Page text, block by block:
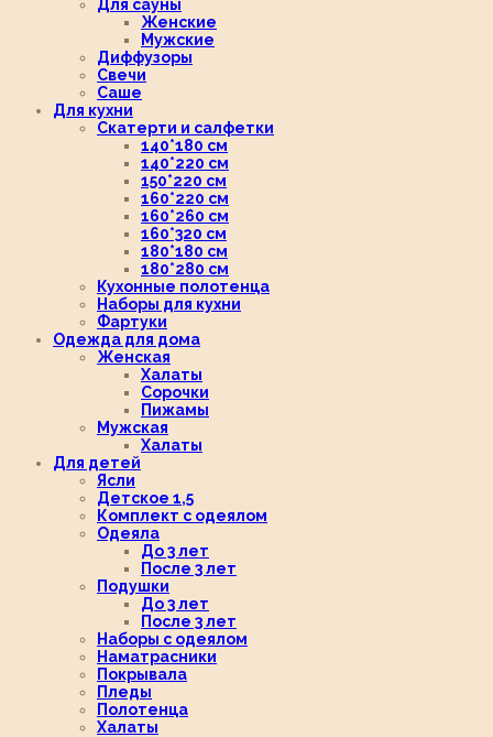
Для сауны
Женские
Мужские
Диффузоры
Свечи
Саше
Для кухни
Скатерти и салфетки
140*180 см
140*220 см
150*220 см
160*220 см
160*260 см
160*320 см
180*180 см
180*280 см
Кухонные полотенца
Наборы для кухни
Фартуки
Одежда для дома
Женская
Халаты
Сорочки
Пижамы
Мужская
Халаты
Для детей
Ясли
Детское 1,5
Комплект с одеялом
Одеяла
До 3 лет
После 3 лет
Подушки
До 3 лет
После 3 лет
Наборы с одеялом
Наматрасники
Покрывала
Пледы
Полотенца
Халаты